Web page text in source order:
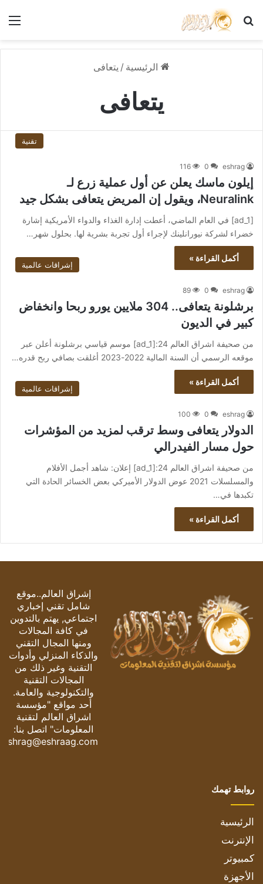
بحث عن
الرئيسية / يتعافى
يتعافى
تقنية
eshrag
0
116
إيلون ماسك يعلن عن أول عملية زرع لـ
Neuralink، ويقول إن المريض يتعافى بشكل جيد
[ad_1] في العام الماضي، أعطت إدارة الغذاء والدواء الأمريكية إشارة
خضراء لشركة نيورانلينك لإجراء أول تجربة بشرية لها. بحلول شهر…
أكمل القراءة »
إشراقات عالمية
eshrag
0
89
برشلونة يتعافى.. 304 ملايين يورو ربحا وانخفاض
كبير في الديون
من صحيفة اشراق العالم 24:[ad_1] موسم قياسي برشلونة أعلن عبر
موقعه الرسمي أن السنة المالية 2022-2023 أغلقت بصافي ربح قدره…
أكمل القراءة »
إشراقات عالمية
eshrag
0
100
الدولار يتعافى وسط ترقب لمزيد من المؤشرات
حول مسار الفيدرالي
من صحيفة اشراق العالم 24:[ad_1] إعلان: شاهد أجمل الأفلام
والمسلسلات 2021 عوض الدولار الأميركي بعض الخسائر الحادة التي
تكبدها في…
أكمل القراءة »
إشراق العالم..موقع
شامل تقني إخباري
اجتماعي, يهتم بالتدوين
في كافة المجالات
ومنها المجال التقني
والذكاء المنزلي وأدوات
التقنية وغير ذلك من
المجالات التقنية
والتكنولوجية والعامة.
أحد مواقع "مؤسسة
اشراق العالم لتقنية
المعلومات" اتصل بنا:
eshrag@eshraag.com
روابط تهمك
الرئيسية
الإنترنت
كمبيوتر
الأجهزة